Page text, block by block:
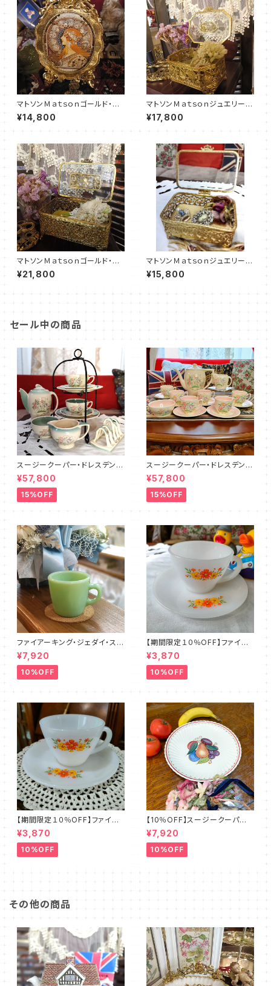
マトソンＭａｔｓｏｎゴールド・フ
ォトスタンド（MT0023）
¥14,800
マトソンＭａｔｓｏｎジュエリーボ
ックス（MT0024）
¥17,800
マトソンＭａｔｓｏｎゴールド・ジ
ュエリーボックス（MTJB002
6）
¥21,800
マトソンＭａｔｓｏｎジュエリーボ
ックス（MT0021）
¥15,800
セール中の商品
スージークーパー・ドレスデンス
プレイ・ティーフォーツー・セット
PLUS（SCDR6001）
¥57,800
15%OFF
スージークーパー・ドレスデンス
プレイ・フルセット（ピンク）SCD
R9003
¥57,800
15%OFF
ファイアーキング・ジェダイ・スト
レートマグカップ（FKJD0006）
¥7,920
10%OFF
【期間限定１０％OFF】ファイア
ーキング・フラワー・カップ＆ソー
サー（FKFW0002）
¥3,870
10%OFF
【期間限定１０％OFF】ファイア
ーキング・フラワー・カップ＆ソー
サー（FKFW0001）
¥3,870
10%OFF
【10％OFF】スージークーパー・
フルーツモチーフ・プレート（スパ
イラル）SCFM0029
¥7,920
10%OFF
その他の商品